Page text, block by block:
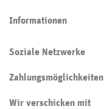
Informationen
Soziale Netzwerke
Zahlungsmöglichkeiten
Wir verschicken mit